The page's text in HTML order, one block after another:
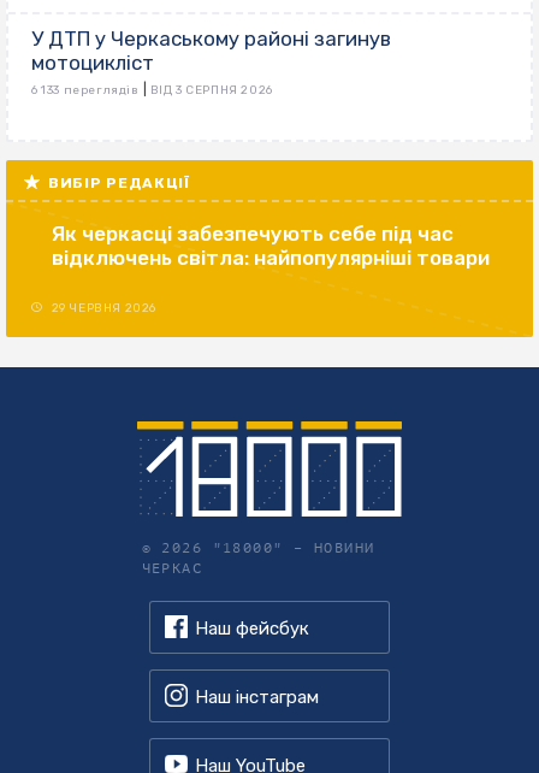
У ДТП у Черкаському районі загинув
мотоцикліст
6 133 переглядів ВІД 3 СЕРПНЯ 2026
ВИБІР РЕДАКЦІЇ
Як черкасці забезпечують себе під час
відключень світла: найпопулярніші товари
29 ЧЕРВНЯ 2026
© 2026 "18000" – НОВИНИ
ЧЕРКАС
Наш фейсбук
Наш інстаграм
Наш YouTube